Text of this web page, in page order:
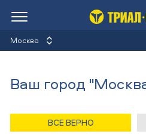
Москва
Ваш город
ВСЕ ВЕРНО